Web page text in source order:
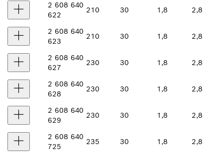
2 608 640
622
210 30 1,8 2,8
2 608 640
623
210 30 1,8 2,8
2 608 640
627
230 30 1,8 2,8
2 608 640
628
230 30 1,8 2,8
2 608 640
629
230 30 1,8 2,8
2 608 640
725
235 30 1,8 2,8